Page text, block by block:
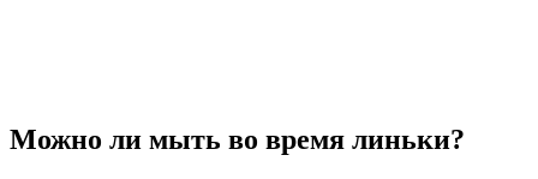
Можно ли мыть во время линьки?